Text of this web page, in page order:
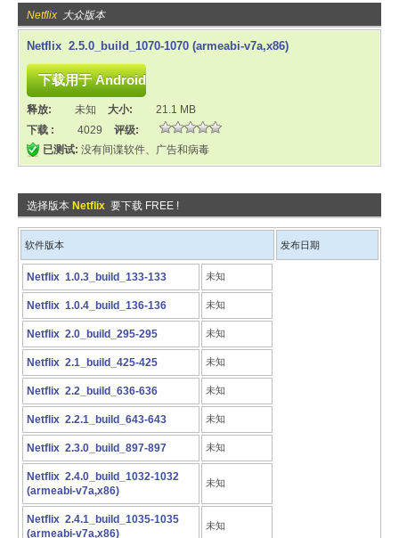
Netflix 大众版本
Netflix 2.5.0_build_1070-1070 (armeabi-v7a,x86)
释放: 未知 大小:
21.1 MB
下载 :
4029
评级:
已测试: 没有间谍软件、广告和病毒
选择版本 Netflix 要下载 FREE !
软件版本 发布日期
Netflix 1.0.3_build_133-133 未知
Netflix 1.0.4_build_136-136 未知
Netflix 2.0_build_295-295 未知
Netflix 2.1_build_425-425 未知
Netflix 2.2_build_636-636 未知
Netflix 2.2.1_build_643-643 未知
Netflix 2.3.0_build_897-897 未知
Netflix 2.4.0_build_1032-1032
(armeabi-v7a,x86)
未知
Netflix 2.4.1_build_1035-1035
(armeabi-v7a,x86)
未知